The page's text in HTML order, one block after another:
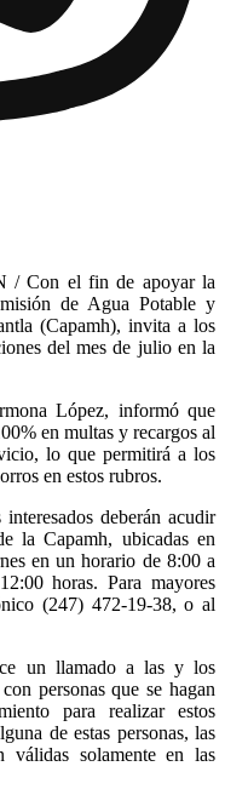
/ Con el fin de apoyar la
de Agua Potable y
(Capamh), invita a los
del mes de julio en la
López, informó que
en multas y recargos al
lo que permitirá a los
en estos rubros.
deberán acudir
la Capamh, ubicadas en
en un horario de 8:00 a
horas. Para mayores
(247) 472-19-38, o al
un llamado a las y los
personas que se hagan
para realizar estos
de estas personas, las
válidas solamente en las